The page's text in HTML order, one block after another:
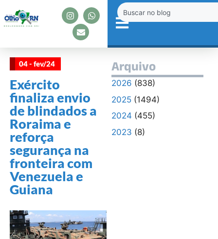
04 - fev/24
Exército
finaliza envio
de blindados a
Roraima e
reforça
segurança na
fronteira com
Venezuela e
Guiana
Arquivo
2026 (838)
2025(1494)
2024 (455)
2023 (8)